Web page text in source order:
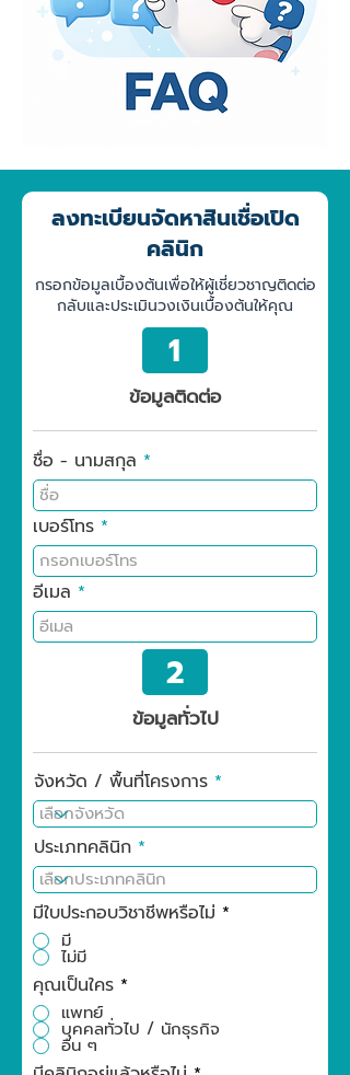
ลงทะเบียนจัดหาสินเชื่อเปิด
คลินิก
กรอกข้อมูลเบื้องต้นเพื่อให้ผู้เชี่ยวชาญติดต่อ
กลับและประเมินวงเงินเบื้องต้นให้คุณ
1
ข้อมูลติดต่อ
ชื่อ - นามสกุล
เบอร์โทร
อีเมล
2
ข้อมูลทั่วไป
จังหวัด / พื้นที่โครงการ
ประเภทคลินิก
มีใบประกอบวิชาชีพหรือไม่ *
มี
ไม่มี
คุณเป็นใคร *
แพทย์
บุคคลทั่วไป / นักธุรกิจ
อื่น ๆ